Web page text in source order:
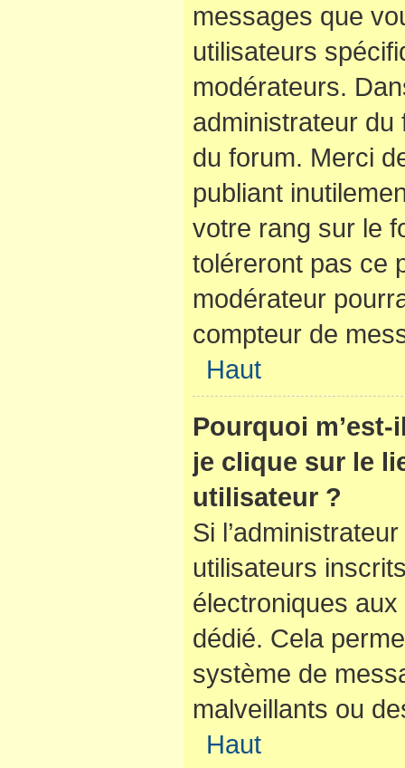
messages que
utilisateurs
modérateurs.
administrateur du
du forum. Merci
publiant
votre rang sur le
toléreront pas ce
modérateur
compteur de
Haut
Pourquoi
je clique sur le
utilisateur ?
Si
utilisateurs
électroniques
dédié. Cela
système de
malveillants ou
Haut